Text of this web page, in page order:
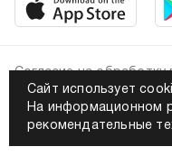
Сайт использует
На информационном
рекомендательные
2026. Все права
Политика
Согласие на